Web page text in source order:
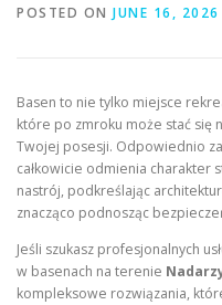
POSTED ON JUNE 16, 2026
Basen to nie tylko miejsce
które po zmroku może stać
Twojej posesji. Odpowiednio
całkowicie odmienia charakter
nastrój, podkreślając
znacząco podnosząc
Jeśli szukasz profesjonalnych
w basenach na terenie
kompleksowe rozwiązania,